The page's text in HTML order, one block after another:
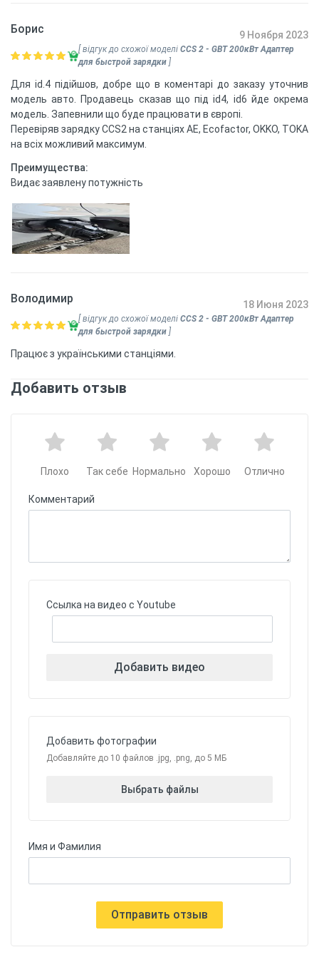
Борис 9 Ноября 2023
[ відгук до схожої моделі CCS 2 - GBT 200кВт Адаптер
для быстрой зарядки ]
Для id.4 підійшов, добре що в коментарі до заказу уточнив
модель авто. Продавець сказав що під id4, id6 йде окрема
модель. Запевнили що буде працювати в європі.
Перевіряв зарядку CCS2 на станціях АЕ, Ecofactor, OKKO, TOKA
на всіх можливий максимум.
Преимущества:
Видає заявлену потужність
Володимир 18 Июня 2023
[ відгук до схожої моделі CCS 2 - GBT 200кВт Адаптер
для быстрой зарядки ]
Працює з українськими станціями.
Добавить отзыв
Плохо Так себе Нормально Хорошо Отлично
Комментарий
Ссылка на видео с Youtube
Добавить видео
Добавить фотографии
Добавляйте до 10 файлов .jpg, .png, до 5 МБ
Выбрать файлы
Имя и Фамилия
Отправить отзыв